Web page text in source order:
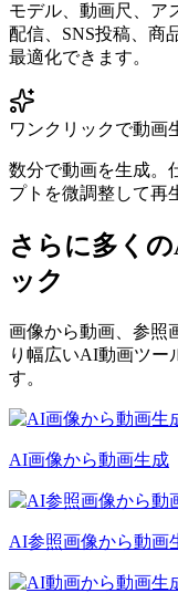
モデル、動画尺、ア
配信、SNS投稿、商
最適化できます。
ワンクリックで動画
数分で動画を生成。
プトを微調整して再
さらに多く
ック
画像から動画、参
り幅広いAI動画ツー
す。
AI画像から動画生成
AI参照画像から動画